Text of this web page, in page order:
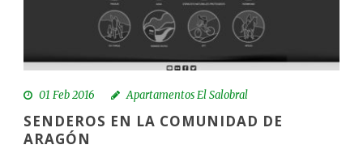
01 Feb 2016 Apartamentos El Salobral
SENDEROS EN LA COMUNIDAD DE
ARAGÓN